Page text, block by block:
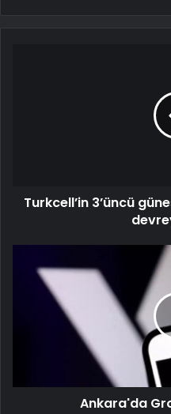
Turkcell’in 3’üncü
Ankara'da